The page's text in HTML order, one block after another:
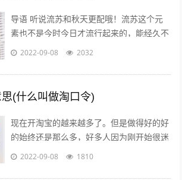
导语 听说流苏和秋天更配哦！流苏这个元
素也不是今时今日才流行起来的，能经久不
衰是因为它真的美呆了~踏进9月，秋高气
2022-09-08 2032
(什么叫做淘口令)
现在开淘宝的越来越多了。但是做得好的好
的始终还是那么多，好多人因为刚开始很迷
茫，不知道怎么做，或者做到一半发现没有
2022-09-08 1810